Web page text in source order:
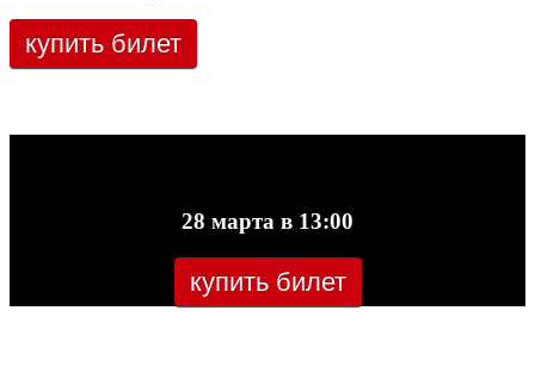
купить билет
28 марта в 13:00
купить билет